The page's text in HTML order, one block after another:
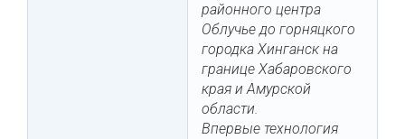
районного центра
Облучье до горняцкого
городка Хинганск на
границе Хабаровского
края и Амурской
области.
Впервые технология